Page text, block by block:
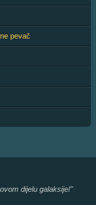
pevač
dijelu galaksije!"